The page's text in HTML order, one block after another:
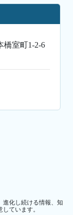
橋室町1-2-6
進化し続ける情報、知
ています。